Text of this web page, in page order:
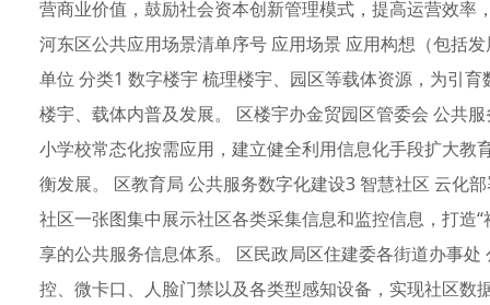
营商业价值，鼓励社会资本创新管理模式，提高运营效
河东区公共应用场景清单序号 应用场景 应用构想（包括
单位 分类1 数字楼宇 梳理楼宇、园区等载体资源，为引
楼宇、载体内普及发展。 区楼宇办金贸园区管委会 公共
小学校常态化按需应用，建立健全利用信息化手段扩大
衡发展。 区教育局 公共服务数字化建设3 智慧社区 云化
社区一张图集中展示社区各类采集信息和监控信息，打造
享的公共服务信息体系。 区民政局区住建委各街道办事
控、微卡口、人脸门禁以及各类型感知设备，实现社区